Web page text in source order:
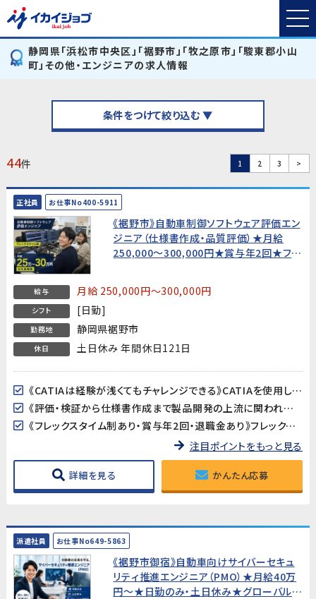
静岡県「浜松市中央区」「裾野市」「牧之原市」「駿東郡小山
町」その他・エンジニアの求人情報
条件をつけて絞り込む ▼
44件 1 2 3 >
正社員 お仕事No400-5911
《裾野市》自動車制御ソフトウェア評価エン
ジニア（仕様書作成・品質評価）★月給
250,000〜300,000円★賞与年2回★フレ
給与 月給 250,000円～300,000円
シフト [日勤]
勤務地 静岡県裾野市
休日 土日休み 年間休日121日
《CATIAは経験が浅くてもチャレンジできる》CATIAを使用した3Dモデルの確認や仕様書への画像貼り付けなど、高度な設計作業ではありません。基本操作は入社後に丁寧に教えてもらえるので、経験が浅い方でも安心です。
《評価・検証から仕様書作成まで製品開発の上流に関われる》ワイパー・パワーウィンドウ・サンルーフなど身近な自動車部品の評価・検証がメイン業務。品質保証や開発エンジニア、PLへのキャリアアップも目指せるポジションです。
《フレックスタイム制あり・賞与年2回・退職金あり》フレックスタイム制で柔軟な働き方が可能。賞与年2回・昇給・退職金と待遇も充実。正社員として安定したキャリアを築けます。
注目ポイントをもっと見る
詳細を見る かんたん応募
派遣社員 お仕事No649-5863
《裾野市御宿》自動車向けサイバーセキュ
リティ推進エンジニア（PMO）★月給40万
円〜★日勤のみ・土日休み★グローバル経